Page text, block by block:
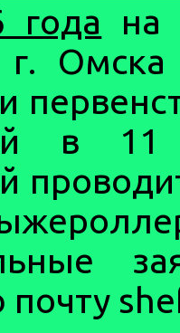
года на
Омска
в